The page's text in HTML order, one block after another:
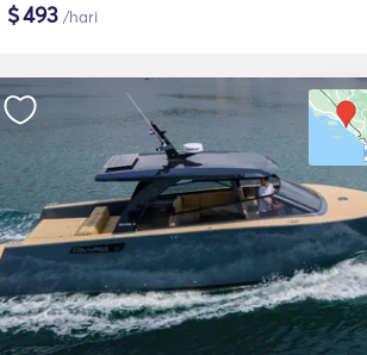
$493 /hari